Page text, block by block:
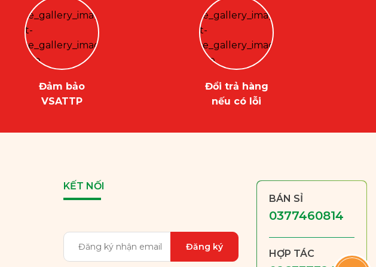
Đảm bảo
VSATTP
Đổi trả hàng
nếu có lỗi
KẾT NỐI
BÁN SỈ
0377460814
HỢP TÁC